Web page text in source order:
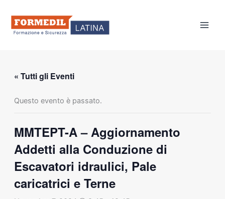
contenuto
« Tutti gli Eventi
Questo evento è passato.
MMTEPT-A – Aggiornamento
Addetti alla Conduzione di
Escavatori idraulici, Pale
caricatrici e Terne